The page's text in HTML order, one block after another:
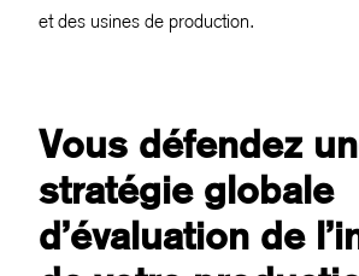
et des usines de production.
Vous défendez
stratégie globale
d’évaluation de